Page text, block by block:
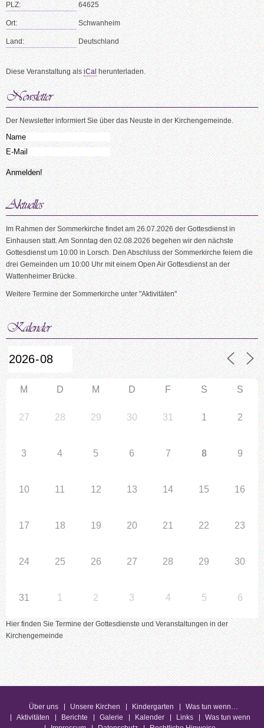
PLZ: 64625
Ort: Schwanheim
Land: Deutschland
Diese Veranstaltung alsiCalherunterladen.
Der Newsletter informiert Sie über das Neuste in der Kirchengemeinde.
Im Rahmen der Sommerkirche findet am 26.07.2026 der Gottesdienst in
Einhausen statt. Am Sonntag den 02.08.2026 begehen wir den nächste
Gottesdienst um 10:00 in Lorsch. Den Abschluss der Sommerkirche feiern die
drei Gemeinden um 10:00 Uhr mit einem Open Air Gottesdienst an der
Wattenheimer Brücke.
Weitere Termine der Sommerkirche unter "Aktivitäten"
M D M D F S S
27 28 29 30 31 1 2
3 4 5 6 7 8 9
10 11 12 13 14 15 16
17 18 19 20 21 22 23
24 25 26 27 28 29 30
31 1 2 3 4 5 6
Hier finden Sie Termine der Gottesdienste und Veranstaltungen in der
Kirchengemeinde
Über uns Unsere Kirchen Kindergarten
Was tun wenn…
Aktivitäten
Berichte Galerie Kalender Links
Was tun wenn